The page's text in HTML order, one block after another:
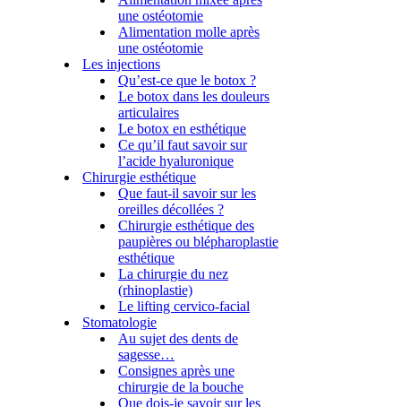
une ostéotomie
Alimentation molle après
une ostéotomie
Les injections
Qu’est-ce que le botox ?
Le botox dans les douleurs
articulaires
Le botox en esthétique
Ce qu’il faut savoir sur
l’acide hyaluronique
Chirurgie esthétique
Que faut-il savoir sur les
oreilles décollées ?
Chirurgie esthétique des
paupières ou blépharoplastie
esthétique
La chirurgie du nez
(rhinoplastie)
Le lifting cervico-facial
Stomatologie
Au sujet des dents de
sagesse…
Consignes après une
chirurgie de la bouche
Que dois-je savoir sur les